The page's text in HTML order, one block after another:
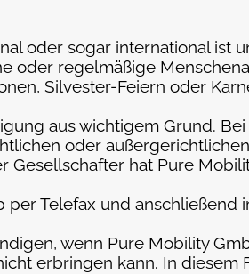
oder sogar international ist
oder regelmäßige
Silvester-Feiern oder
aus wichtigem Grund.
oder
hat Pure
Telefax und anschließend
wenn Pure Mobility
erbringen kann. In diesem